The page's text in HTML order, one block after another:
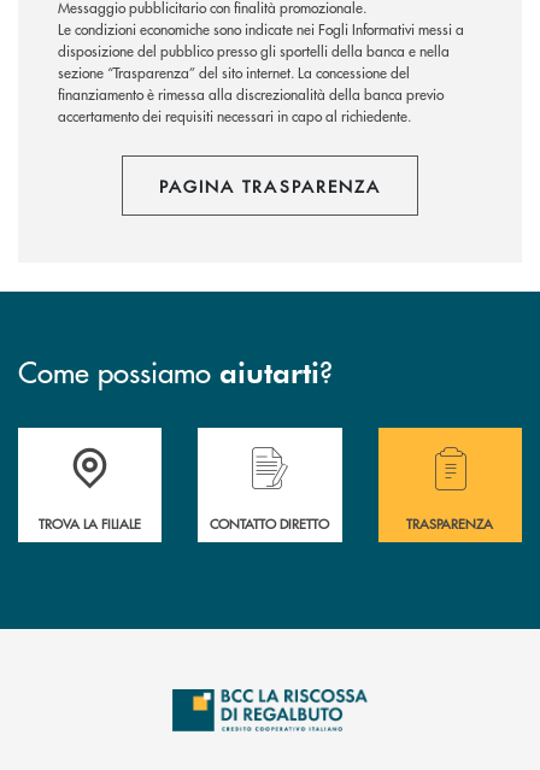
Messaggio pubblicitario con finalità promozionale.
Le condizioni economiche sono indicate nei Fogli Informativi messi a
disposizione del pubblico presso gli sportelli della banca e nella
sezione “Trasparenza” del sito internet.La concessione del
finanziamento è rimessa alla discrezionalità della banca previo
accertamento dei requisiti necessari in capo al richiedente.
PAGINA TRASPARENZA
Come possiamo aiutarti?
Accedi all' elenco completo delle filiali della Bcc
TROVA LA FILIALE
Hai bisogno di assistenza immediata?
CONTATTO DIRETTO
Hai bisogno di
TRASPARENZA